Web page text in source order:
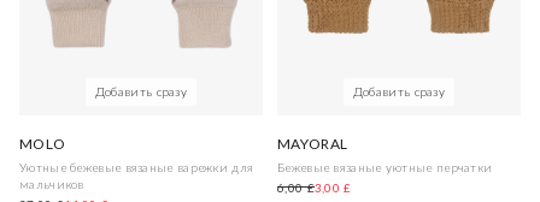
Добавить сразу
MOLO
Уютные бежевые вязаные варежки для
мальчиков
Добавить сразу
MAYORAL
Бежевые вязаные уютные перчатки
6,00 £3,00 £